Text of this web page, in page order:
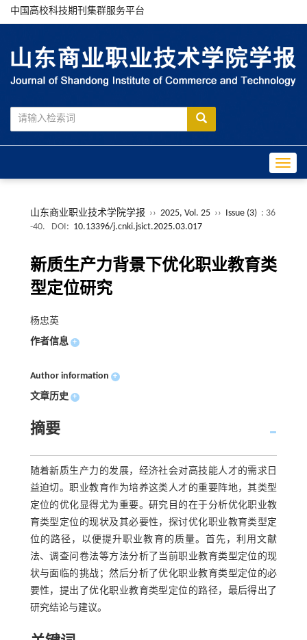
中国高校科技期刊集群服务平台
山东商业职业技术学院学报 ›› 2025, Vol. 25 ›› Issue (3) : 36
-40.
DOI: 10.13396/j.cnki.jsict.2025.03.017
新质生产力背景下优化职业教育类
型定位研究
杨忠英
作者信息 +
Author information +
文章历史 +
摘要
随着新质生产力的发展，经济社会对高技能人才的需求日
益迫切。职业教育作为培养这类人才的重要阵地，其类型
定位的优化显得尤为重要。研究目的在于分析优化职业教
育类型定位的现状及其必要性，探讨优化职业教育类型定
位的路径，以便提升职业教育的质量。首先，利用文献
法、调查问卷法等方法分析了当前职业教育类型定位的现
状与面临的挑战；然后分析了优化职业教育类型定位的必
要性，提出了优化职业教育类型定位的路径，最后得出了
研究结论与建议。